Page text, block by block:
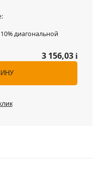
диагональной
3 156,03 i